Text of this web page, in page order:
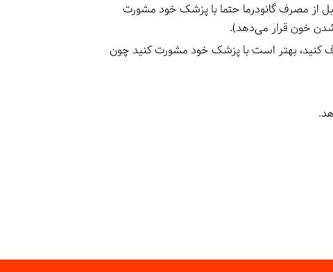
قبل از مصرف گانودرما حتما با پزشک خود مشورت
شدن خون قرار می‌دهد).
کنید، بهتر است با پزشک خود مشورت کنید چون